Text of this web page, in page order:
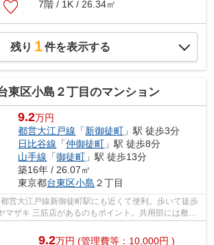
7階 / 1K / 26.34㎡
残り 1件を表示する
東区小島２丁目のマンション
9.2万円
都営大江戸線 「新御徒町 」駅 徒歩3分
日比谷線 「仲御徒町 」駅 徒歩8分
山手線 「御徒町 」駅 徒歩13分
築16年 / 26.07㎡
東京都台東区小島 ２丁目
営大江戸線新御徒町駅にも近くて便利。歩いて徒歩
マザキ 三筋店があるのもポイント。共用部には敷地
タなどが備わ...
9.2万円 (管理費等：10,000円 )